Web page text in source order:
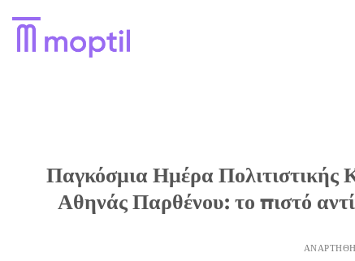
στο
περιεχόμενο
Παγκόσμια Ημέρα Πολιτιστικής
Αθηνάς Παρθένου: το πιστό